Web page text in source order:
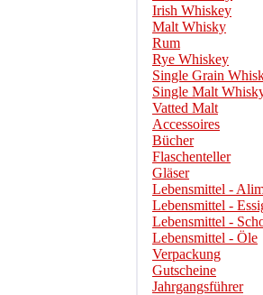
Irish Whiskey
Malt Whisky
Rum
Rye Whiskey
Single Grain
Single Malt
Vatted Malt
Accessoires
Bücher
Flaschenteller
Gläser
Lebensmittel -
Lebensmittel -
Lebensmittel -
Lebensmittel - Öle
Verpackung
Gutscheine
Jahrgangsführer